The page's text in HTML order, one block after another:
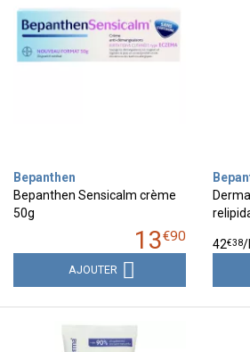
Bepanthen
Bepanthen Sensicalm crème
50g
13€90
AJOUTER
42€38/